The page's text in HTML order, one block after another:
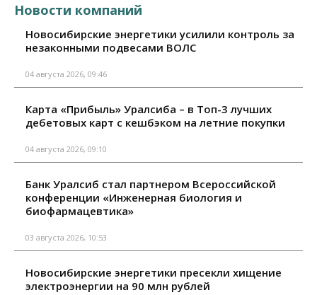
Новости компаний
Новосибирские энергетики усилили контроль за
незаконными подвесами ВОЛС
04 августа 2026, 09:46
Карта «Прибыль» Уралсиба – в Топ-3 лучших
дебетовых карт с кешбэком на летние покупки
04 августа 2026, 09:10
Банк Уралсиб стал партнером Всероссийской
конференции «Инженерная биология и
биофармацевтика»
03 августа 2026, 10:53
Новосибирские энергетики пресекли хищение
электроэнергии на 90 млн рублей